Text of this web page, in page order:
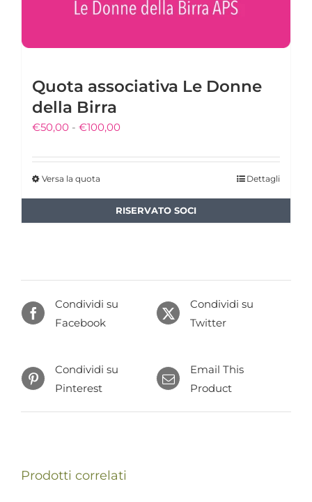
Quota associativa Le Donne
della Birra
€50,00 - €100,00Fascia
prezzo:
€50,00
a
Versa la quota
prodotto
nella
pagina
Dettagli
Condividi su
Facebook
Condividi su
Twitter
Condividi su
Pinterest
Email This
Product
Prodotti correlati